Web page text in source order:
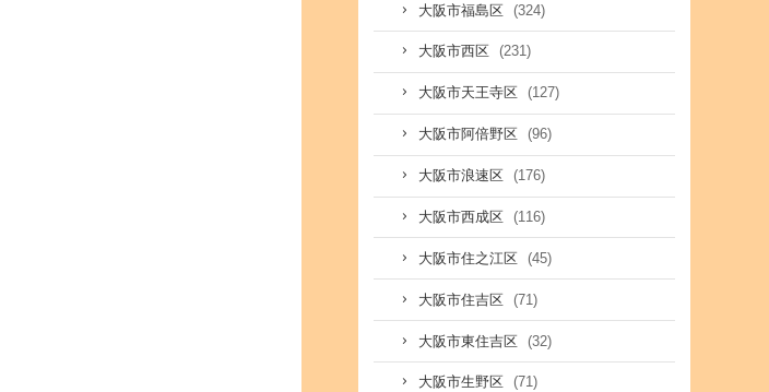
大阪市福島区 (324)
大阪市西区 (231)
大阪市天王寺区 (127)
大阪市阿倍野区 (96)
大阪市浪速区 (176)
大阪市西成区 (116)
大阪市住之江区 (45)
大阪市住吉区 (71)
大阪市東住吉区 (32)
大阪市生野区 (71)